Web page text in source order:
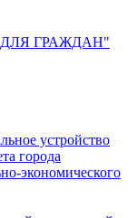
ДЛЯ ГРАЖДАН"
устройство
города
экономического